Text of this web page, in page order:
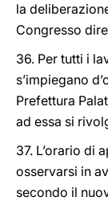
la
Congresso
36. Per tutti i
s’impiegano
Prefettura
ad essa si
37. L’orario di
osservarsi in
secondo il